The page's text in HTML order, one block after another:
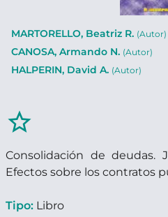
MARTORELLO, Beatriz R. (Autor)
CANOSA, Armando N. (Autor)
HALPERIN, David A. (Autor)
star_border
Consolidación de deudas.
Efectos sobre los contratos
Tipo: Libro